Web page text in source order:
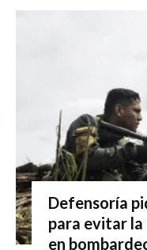
Defensoría
para evitar
en